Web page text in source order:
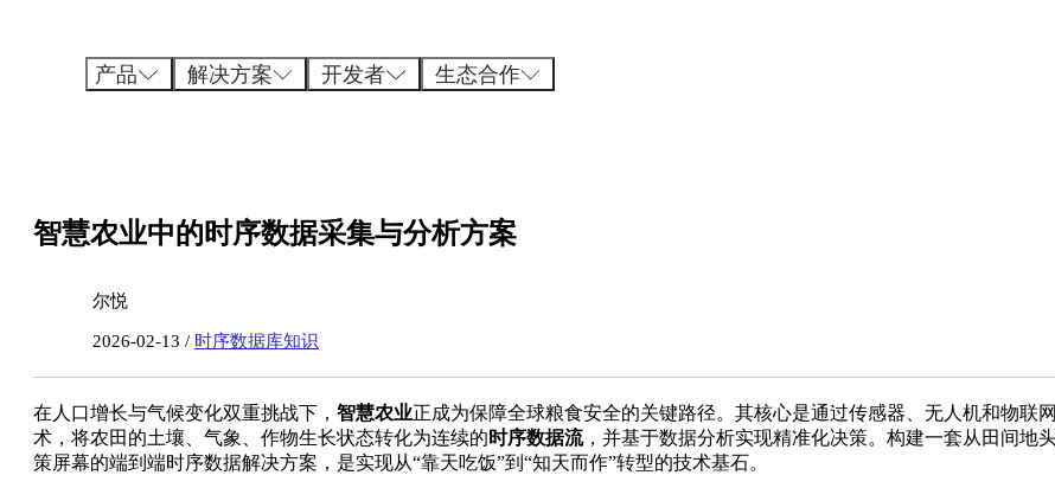
产品 解决方案 开发者 生态合作
智慧农业中的时序数据采集与分析方案
尔悦
2026-02-13 / 时序数据库知识
在人口增长与气候变化双重挑战下， 智慧农业正成为保障全球粮食安全的关键路径。其核心是通过传感器、无人机和物联
术，将农田的土壤、气象、作物生长状态转化为连续的 时序数据流，并基于数据分析实现精准化决策。构建一套从田间地
策屏幕的端到端时序数据解决方案，是实现从“靠天吃饭”到“知天而作”转型的技术基石。